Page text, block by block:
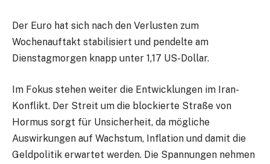
Der Euro hat sich nach den Verlusten zum
Wochenauftakt stabilisiert und pendelte am
Dienstagmorgen knapp unter 1,17 US-Dollar.
Im Fokus stehen weiter die Entwicklungen im Iran-
Konflikt. Der Streit um die blockierte Straße von
Hormus sorgt für Unsicherheit, da mögliche
Auswirkungen auf Wachstum, Inflation und damit die
Geldpolitik erwartet werden. Die Spannungen nehmen